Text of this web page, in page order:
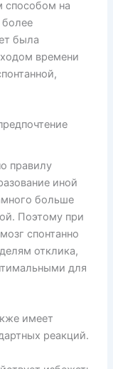
способом на
более
была
времени
правилу
иной
больше
Поэтому при
спонтанно
отклика,
для
имеет
реакций.